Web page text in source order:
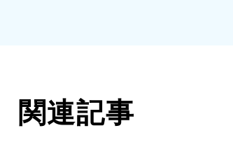
関連記事